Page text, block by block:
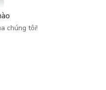
chúng tôi!